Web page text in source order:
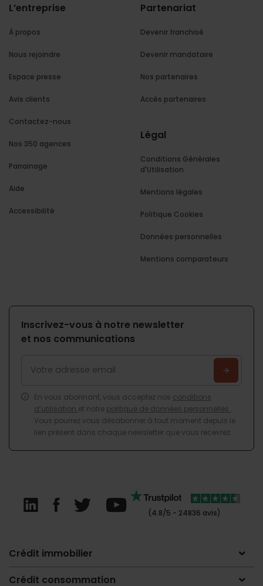
L’entreprise
À propos
Nous rejoindre
Espace presse
Avis clients
Contactez-nous
Nos 350 agences
Parrainage
Aide
Accessibilité
Partenariat
Devenir franchisé
Devenir mandataire
Nos partenaires
Accès partenaires
Légal
Conditions Générales
d'Utilisation
Mentions légales
Politique Cookies
Données personnelles
Mentions comparateurs
Inscrivez-vous à notre newsletter
et nos communications
En vous abonnant, vous acceptez nos conditions
d’utilisation et notre politique de données personnelles
Vous pourrez vous désabonner à tout moment depuis le
lien présent dans chaque newsletter que vous recevrez.
(4.8/5 - 24836 avis)
Crédit immobilier
Crédit consommation